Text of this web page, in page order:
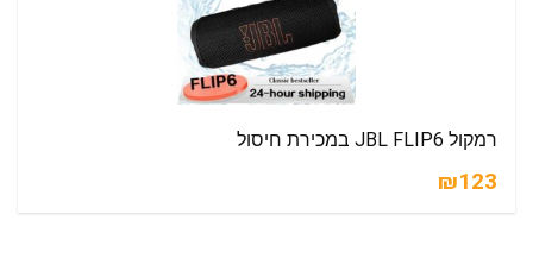
רמקול JBL FLIP6 במכירת חיסול
₪123